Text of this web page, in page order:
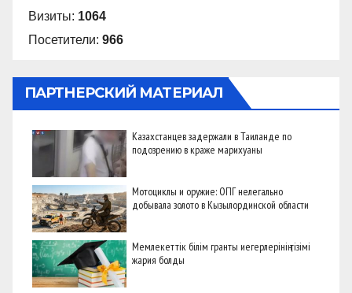
Визиты: 1064
Посетители: 966
ПАРТНЕРСКИЙ МАТЕРИАЛ
Казахстанцев задержали в Таиланде по
подозрению в краже марихуаны
Мотоциклы и оружие: ОПГ нелегально
добывала золото в Кызылординской области
Мемлекеттік білім гранты иегерлерінің тізімі
жария болды